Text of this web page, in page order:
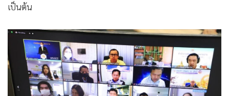
• อินโดจีน
Celeb Online
•
Factcheck
•
ญี่ปุ่น
News1
เป็นต้น